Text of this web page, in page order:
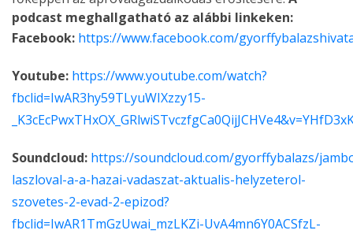
podcast meghallgatható az alábbi linkeken:
Facebook: https://www.facebook.com/
Youtube: https://www.youtube.com/watch?
fbclid=IwAR3hy59TLyuWIXzzy15-
Soundcloud: https://soundcloud.com/gyorffybalazs/
laszloval-a-a-hazai-vadaszat-aktualis-helyzeterol-
szovetes-2-evad-2-epizod?
fbclid=IwAR1TmGzUwai_mzLKZi-UvA4mn6Y0ACSfzL-